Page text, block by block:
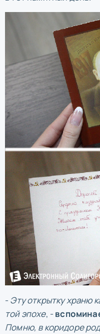
- Эту открытку храню
той эпохе, -
Помню, в коридоре